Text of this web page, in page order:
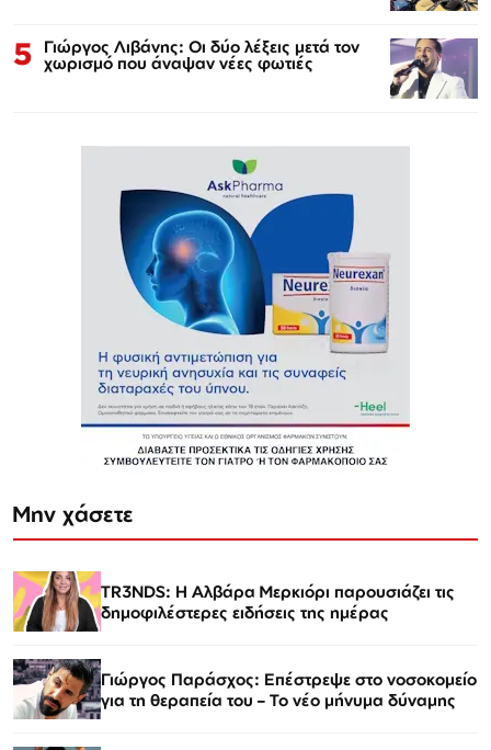
5 Γιώργος Λιβάνης: Οι δύο λέξεις μετά τον
χωρισμό που άναψαν νέες φωτιές
Μην χάσετε
TR3NDS: Η Αλβάρα Μερκιόρι παρουσιάζει τις
δημοφιλέστερες ειδήσεις της ημέρας
Γιώργος Παράσχος: Επέστρεψε στο νοσοκομείο
για τη θεραπεία του – Το νέο μήνυμα δύναμης